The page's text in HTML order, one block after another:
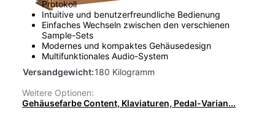
Protokoll
Intuitive und benutzerfreundliche Bedienung
Einfaches Wechseln zwischen den verschienen
Sample-Sets
Modernes und kompaktes Gehäusedesign
Multifunktionales Audio-System
Versandgewicht:180 Kilogramm
Weitere Optionen:
Gehäusefarbe Content, Klaviaturen, Pedal-Varian...